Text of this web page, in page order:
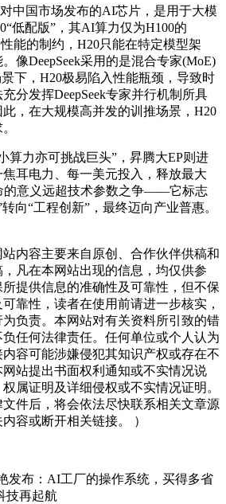
国市场发布的AI芯片，是用于大模
低配版”，其AI算力仅为H100的
能的制约，H20只能在特定模型架
像DeepSeek采用的是混合专家(MoE)
景下，H20极易陷入性能瓶颈，导致时
分发挥DeepSeek专家并行机制所具
，在大规模高并发的训推场景，H20
力亦可挑战巨头”，昇腾大EP则进
耳电力、每一美元投入，释放最大
的意义远超技术参数之争——它标志
向“工程创新”，最终迈向产业普惠。
容主要来自原创、合作伙伴供稿和
凡在本网站出现的信息，均仅供参
提供信息的准确性及可靠性，但不保
靠性，读者在使用前请进一步核实，
负责。本网站对有关资料所引致的错
任何法律责任。任何单位或个人认为
容可能涉嫌侵犯其知识产权或存在不
站提出书面权利通知或不实情况说
属证明及详细侵权或不实情况证明。
件后，将会依法尽快联系相关文章源
容或断开相关链接。 ）
布：AI工厂的操作系统，买得多省
技再起航